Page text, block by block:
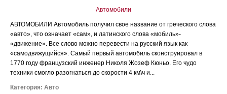
Автомобили
АВТОМОБИЛИ Автомобиль получил свое название от греческого слова
«авто», что означает «сам», и латинского слова «мобиль»-
«движение». Все слово можно перевести на русский язык как
«самодвижущийся». Самый первый автомобиль сконструировал в
1770 году французский инженер Николя Жозеф Кюньо. Его чудо
техники смогло разогнаться до скорости 4 км\ч и...
Категория: Авто